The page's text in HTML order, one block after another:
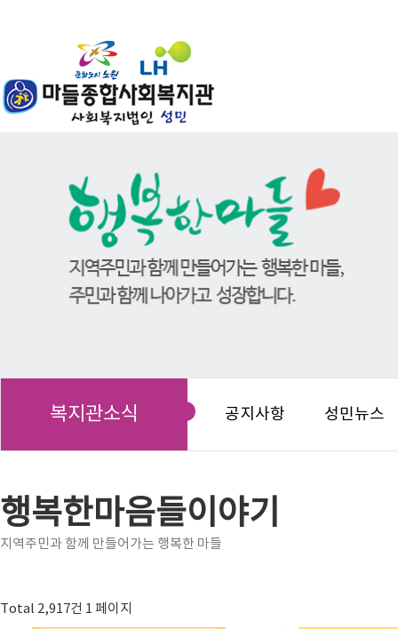
복지관소식 공지사항 성민뉴스
행복한마음들이야기
지역주민과 함께 만들어가는 행복한 마들
Total 2,917건 1 페이지